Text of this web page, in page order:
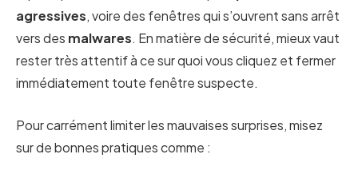
agressives, voire des fenêtres qui s’ouvrent sans arrêt
vers des malwares. En matière de sécurité, mieux vaut
rester très attentif à ce sur quoi vous cliquez et fermer
immédiatement toute fenêtre suspecte.
Pour carrément limiter les mauvaises surprises, misez
sur de bonnes pratiques comme :